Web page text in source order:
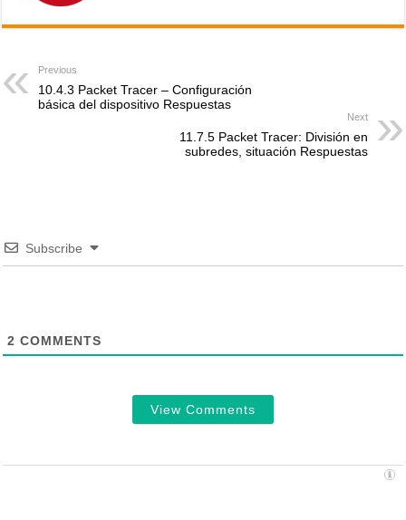
Previous
10.4.3 Packet Tracer – Configuración
básica del dispositivo Respuestas
Next
11.7.5 Packet Tracer: División en
subredes, situación Respuestas
Subscribe
2 COMMENTS
View Comments